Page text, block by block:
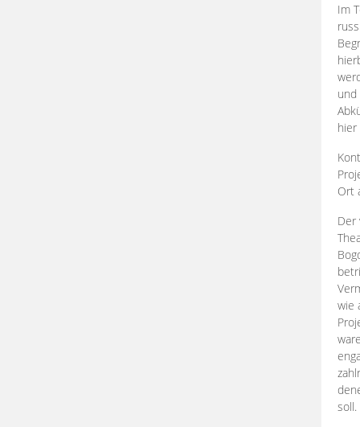
Im
und
Ort
Der
wie
zahlr
soll.